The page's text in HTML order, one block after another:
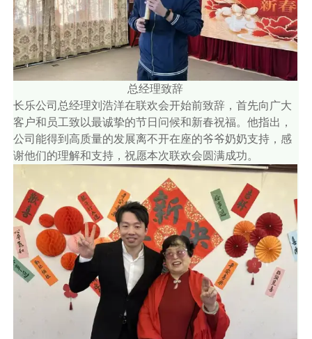
总经理致辞
长乐公司总经理刘浩洋在联欢会开始前致辞，首先向广大
客户和员工致以最诚挚的节日问候和新春祝福。他指出，
公司能得到高质量的发展离不开在座的爷爷奶奶支持，感
谢他们的理解和支持，祝愿本次联欢会圆满成功。